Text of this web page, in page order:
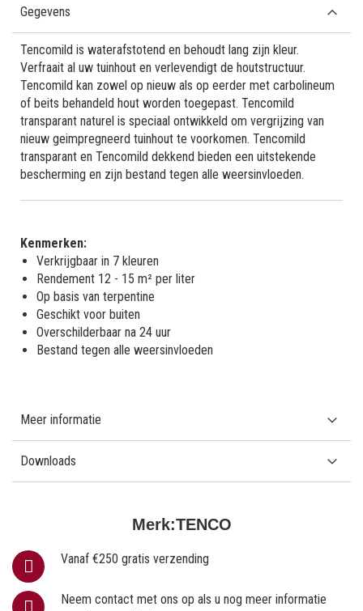
Merk:TENCO
Vanaf €250 gratis verzending
Neem contact met ons op als u nog meer informatie
Gegevens
Tencomild is waterafstotend en behoudt lang zijn kleur.
Verfraait al uw tuinhout en verlevendigt de houtstructuur.
Tencomild kan zowel op nieuw als op eerder met carbolineum
of beits behandeld hout worden toegepast. Tencomild
transparant naturel is speciaal ontwikkeld om vergrijzing van
nieuw geimpregneerd tuinhout te voorkomen. Tencomild
transparant en Tencomild dekkend bieden een uitstekende
bescherming en zijn bestand tegen alle weersinvloeden.
Kenmerken:
Verkrijgbaar in 7 kleuren
Rendement 12 - 15 m² per liter
Op basis van terpentine
Geschikt voor buiten
Overschilderbaar na 24 uur
Bestand tegen alle weersinvloeden
Meer informatie
Downloads